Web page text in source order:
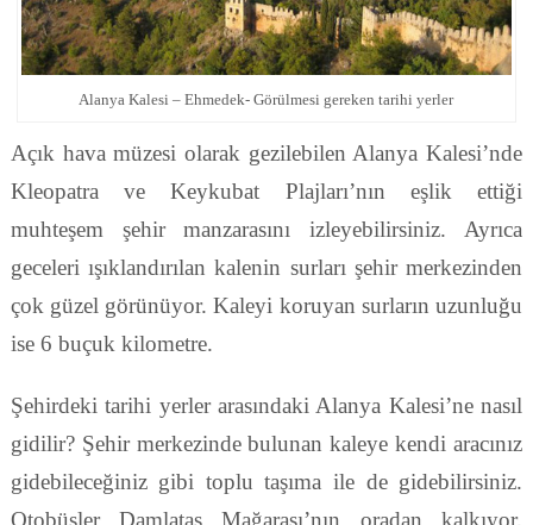
Alanya Kalesi – Ehmedek- Görülmesi gereken tarihi yerler
Açık hava müzesi olarak gezilebilen Alanya Kalesi’nde
Kleopatra ve Keykubat Plajları’nın eşlik ettiği
muhteşem şehir manzarasını izleyebilirsiniz. Ayrıca
geceleri ışıklandırılan kalenin surları şehir merkezinden
çok güzel görünüyor. Kaleyi koruyan surların uzunluğu
ise 6 buçuk kilometre.
Şehirdeki tarihi yerler arasındaki Alanya Kalesi’ne nasıl
gidilir? Şehir merkezinde bulunan kaleye kendi aracınız
gidebileceğiniz gibi toplu taşıma ile de gidebilirsiniz.
Otobüsler Damlataş Mağarası’nın oradan kalkıyor.